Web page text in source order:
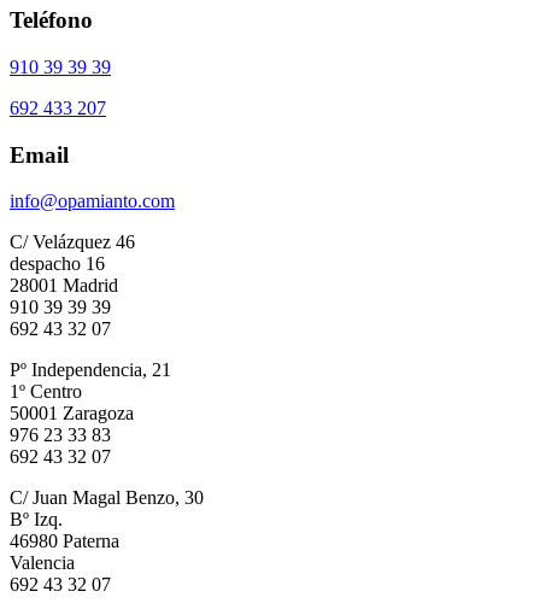
Teléfono
910 39 39 39
692 433 207
Email
info@opamianto.com
C/ Velázquez 46
despacho 16
28001 Madrid
910 39 39 39
692 43 32 07
Pº Independencia, 21
1º Centro
50001 Zaragoza
976 23 33 83
692 43 32 07
C/ Juan Magal Benzo, 30
Bº Izq.
46980 Paterna
Valencia
692 43 32 07